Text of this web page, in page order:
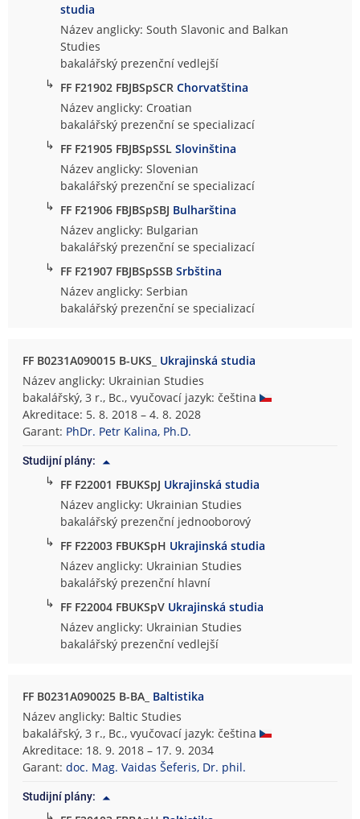
studia
Název anglicky: South Slavonic and Balkan
Studies
bakalářský prezenční vedlejší
↳ FF F21902 FBJBSpSCRChorvatština
Název anglicky: Croatian
bakalářský prezenční se specializací
↳ FF F21905 FBJBSpSSLSlovinština
Název anglicky: Slovenian
bakalářský prezenční se specializací
↳ FF F21906 FBJBSpSBJ Bulharština
Název anglicky: Bulgarian
bakalářský prezenční se specializací
↳ FF F21907 FBJBSpSSBSrbština
Název anglicky: Serbian
bakalářský prezenční se specializací
FF B0231A090015 B-UKS_ Ukrajinská studia
Název anglicky: Ukrainian Studies
bakalářský, 3 r., Bc., vyučovací jazyk: čeština
Akreditace: 5. 8. 2018 – 4. 8. 2028
Garant: PhDr. Petr Kalina, Ph.D.
Studijní plány:
↳ FF F22001 FBUKSpJ Ukrajinská studia
Název anglicky: Ukrainian Studies
bakalářský prezenční jednooborový
↳ FF F22003 FBUKSpH Ukrajinská studia
Název anglicky: Ukrainian Studies
bakalářský prezenční hlavní
↳ FF F22004 FBUKSpV Ukrajinská studia
Název anglicky: Ukrainian Studies
bakalářský prezenční vedlejší
FF B0231A090025 B-BA_ Baltistika
Název anglicky: Baltic Studies
bakalářský, 3 r., Bc., vyučovací jazyk: čeština
Akreditace: 18. 9. 2018 – 17. 9. 2034
Garant:doc. Mag. Vaidas Šeferis, Dr. phil.
Studijní plány: